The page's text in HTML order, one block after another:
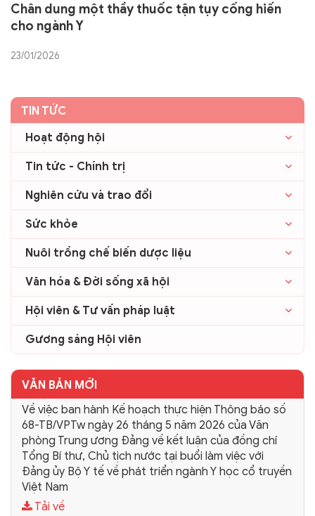
Chân dung một thầy thuốc tận tụy cống hiến
cho ngành Y
23/01/2026
TIN TỨC
Hoạt động hội
Tin tức - Chính trị
Nghiên cứu và trao đổi
Sức khỏe
Nuôi trồng chế biến dược liệu
Văn hóa & Đời sống xã hội
Hội viên & Tư vấn pháp luật
Gương sáng Hội viên
VĂN BẢN MỚI
Về việc ban hành Kế hoạch thực hiện Thông báo số
68-TB/VPTw ngày 26 tháng 5 năm 2026 của Văn
phòng Trung ương Đảng về kết luận của đồng chí
Tổng Bí thư, Chủ tịch nước tại buổi làm việc với
Đảng ủy Bộ Y tế về phát triển ngành Y học cổ truyền
Việt Nam
Tải về